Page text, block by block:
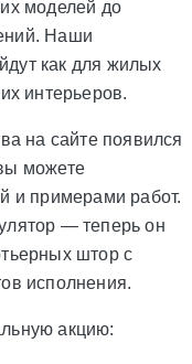
моделей до
Наши
как для жилых
интерьеров.
на сайте появился
можете
и примерами работ.
— теперь он
штор с
исполнения.
акцию: